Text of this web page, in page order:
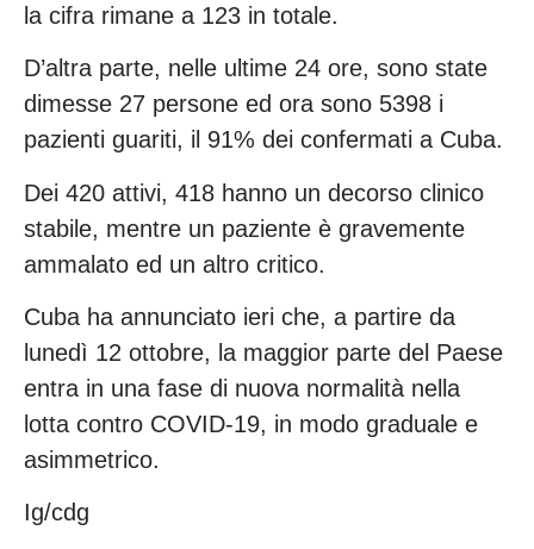
la cifra rimane a 123 in totale.
D’altra parte, nelle ultime 24 ore, sono state
dimesse 27 persone ed ora sono 5398 i
pazienti guariti, il 91% dei confermati a Cuba.
Dei 420 attivi, 418 hanno un decorso clinico
stabile, mentre un paziente è gravemente
ammalato ed un altro critico.
Cuba ha annunciato ieri che, a partire da
lunedì 12 ottobre, la maggior parte del Paese
entra in una fase di nuova normalità nella
lotta contro COVID-19, in modo graduale e
asimmetrico.
Ig/cdg